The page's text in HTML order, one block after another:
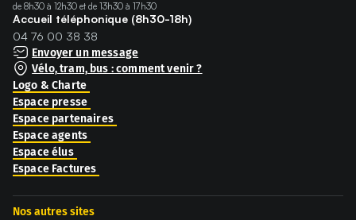
de 8h30 à 12h30 et de 13h30 à 17h30
Accueil téléphonique (8h30-18h)
04 76 00 38 38
Envoyer un message
Vélo, tram, bus : comment venir ?
Logo & Charte
Espace presse
Espace partenaires
Espace agents
Espace élus
Espace Factures
Nos autres sites